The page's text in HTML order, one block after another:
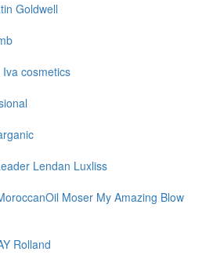
Goldwell
Iva cosmetics
Lendan Luxliss
Moser My Amazing Blow
Rolland